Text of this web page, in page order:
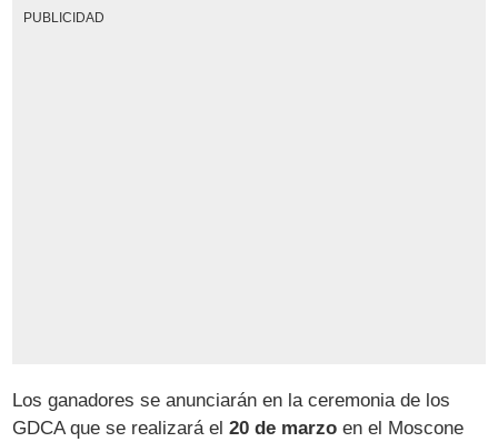
PUBLICIDAD
Los ganadores se anunciarán en la ceremonia de los
GDCA que se realizará el20 de marzo en el Moscone